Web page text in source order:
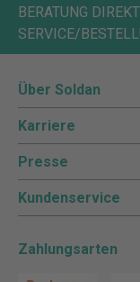
BERATUNG
SERVICE/
Über Soldan
Karriere
Presse
Kundenservice
Zahlungsarten